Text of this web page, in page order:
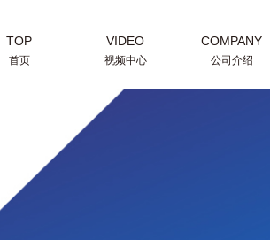
TOP
首页
VIDEO
视频中心
COMPANY
公司介绍